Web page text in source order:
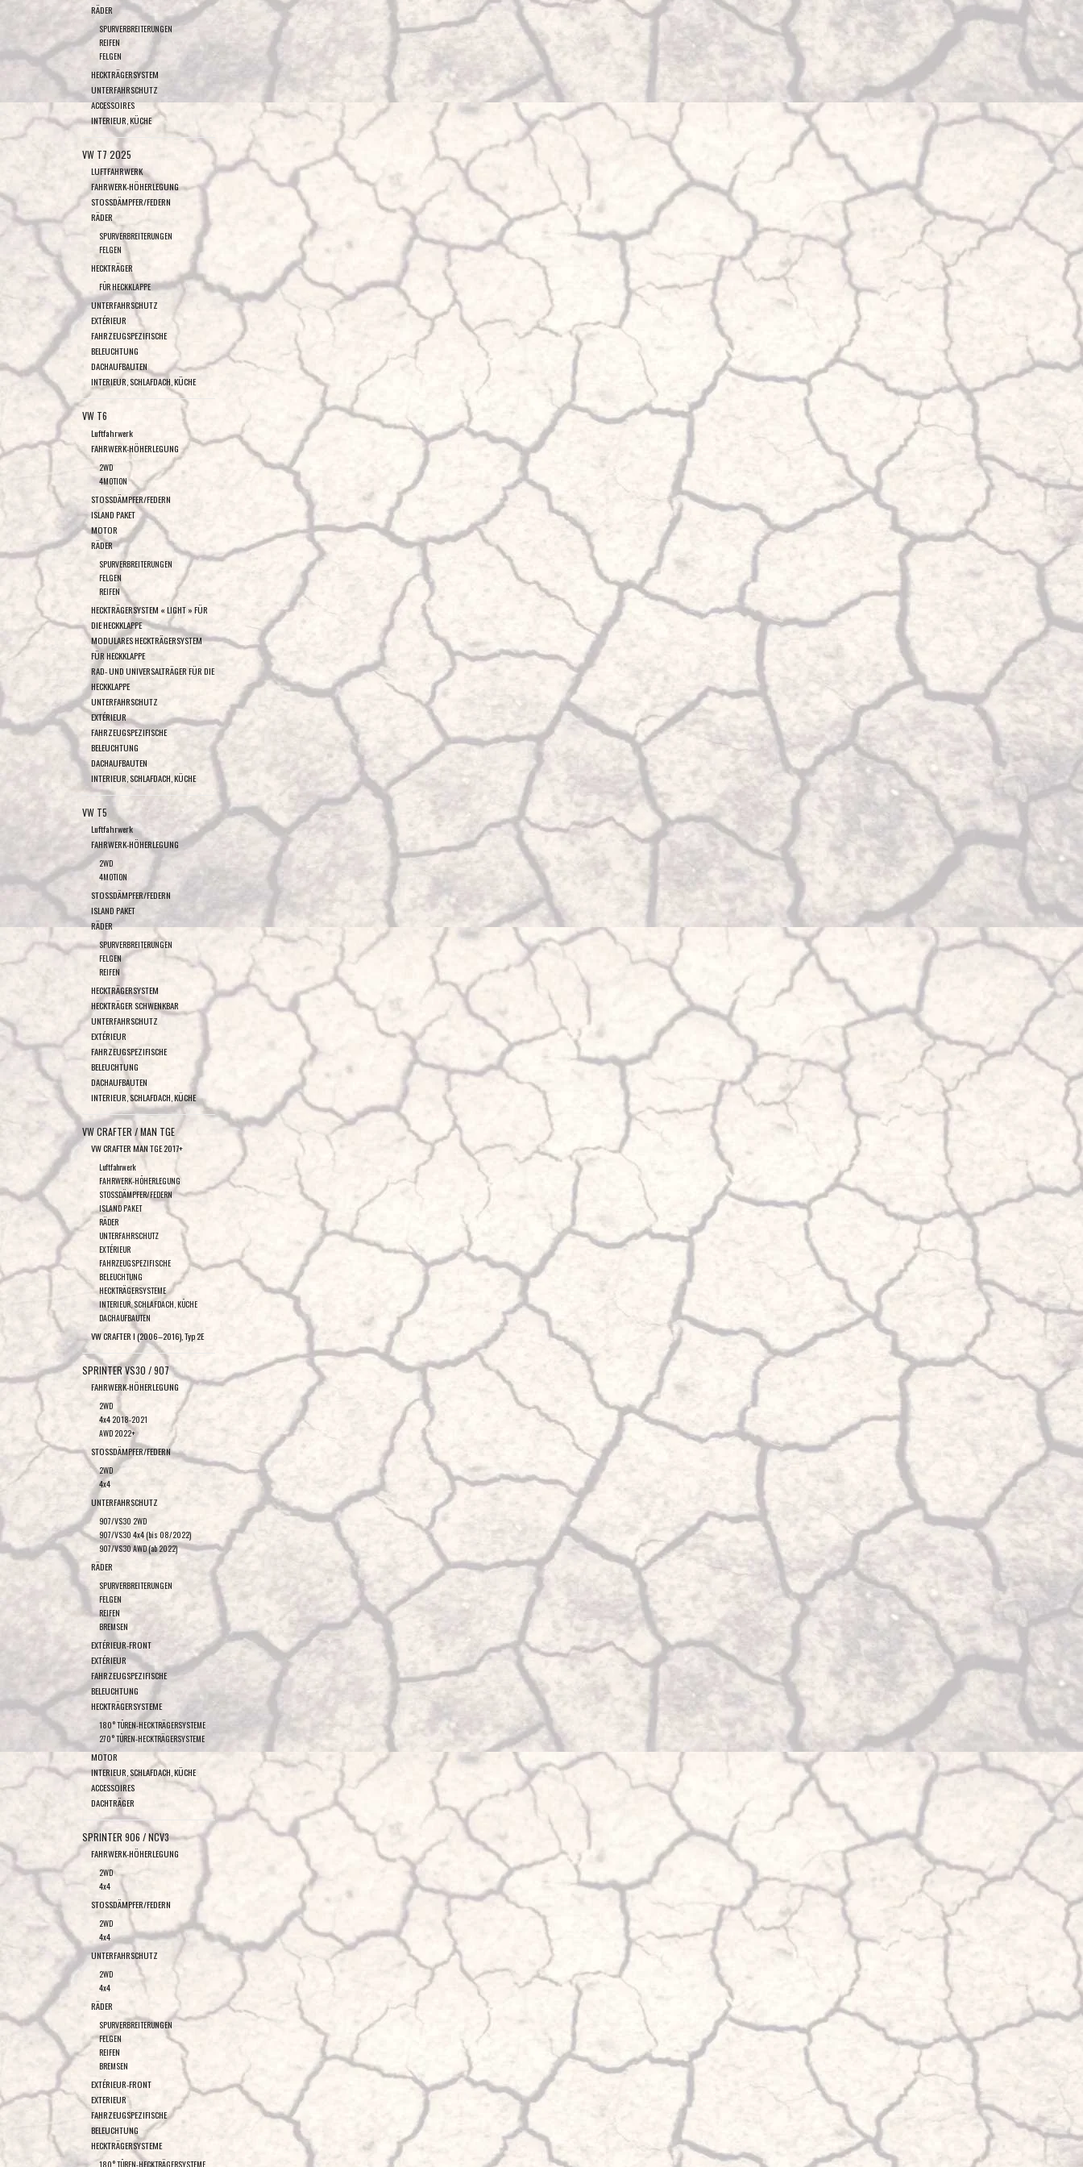
RÄDER
SPURVERBREITERUNGEN
REIFEN
FELGEN
HECKTRÄGERSYSTEM
UNTERFAHRSCHUTZ
ACCESSOIRES
INTERIEUR, KÜCHE
VW T7 2025
LUFTFAHRWERK
FAHRWERK-HÖHERLEGUNG
STOSSDÄMPFER/FEDERN
RÄDER
SPURVERBREITERUNGEN
FELGEN
HECKTRÄGER
FÜR HECKKLAPPE
UNTERFAHRSCHUTZ
EXTÉRIEUR
FAHRZEUGSPEZIFISCHE
BELEUCHTUNG
DACHAUFBAUTEN
INTERIEUR, SCHLAFDACH, KÜCHE
VW T6
Luftfahrwerk
FAHRWERK-HÖHERLEGUNG
2WD
4MOTION
STOSSDÄMPFER/FEDERN
ISLAND PAKET
MOTOR
RÄDER
SPURVERBREITERUNGEN
FELGEN
REIFEN
HECKTRÄGERSYSTEM « LIGHT » FÜR
DIE HECKKLAPPE
MODULARES HECKTRÄGERSYSTEM
FÜR HECKKLAPPE
RAD- UND UNIVERSALTRÄGER FÜR DIE
HECKKLAPPE
UNTERFAHRSCHUTZ
EXTÉRIEUR
FAHRZEUGSPEZIFISCHE
BELEUCHTUNG
DACHAUFBAUTEN
INTERIEUR, SCHLAFDACH, KÜCHE
VW T5
Luftfahrwerk
FAHRWERK-HÖHERLEGUNG
2WD
4MOTION
STOSSDÄMPFER/FEDERN
ISLAND PAKET
RÄDER
SPURVERBREITERUNGEN
FELGEN
REIFEN
HECKTRÄGERSYSTEM
HECKTRÄGER SCHWENKBAR
UNTERFAHRSCHUTZ
EXTÉRIEUR
FAHRZEUGSPEZIFISCHE
BELEUCHTUNG
DACHAUFBAUTEN
INTERIEUR, SCHLAFDACH, KÜCHE
VW CRAFTER / MAN TGE
VW CRAFTER MAN TGE 2017+
Luftfahrwerk
FAHRWERK-HÖHERLEGUNG
STOSSDÄMPFER/FEDERN
ISLAND PAKET
RÄDER
UNTERFAHRSCHUTZ
EXTÉRIEUR
FAHRZEUGSPEZIFISCHE
BELEUCHTUNG
HECKTRÄGERSYSTEME
INTERIEUR, SCHLAFDACH, KÜCHE
DACHAUFBAUTEN
VW CRAFTER I (2006–2016), Typ 2E
SPRINTER VS30 / 907
FAHRWERK-HÖHERLEGUNG
2WD
4x4 2018-2021
AWD 2022+
STOSSDÄMPFER/FEDERN
2WD
4x4
UNTERFAHRSCHUTZ
907/VS30 2WD
907/VS30 4x4 (bis 08/2022)
907/VS30 AWD (ab 2022)
RÄDER
SPURVERBREITERUNGEN
FELGEN
REIFEN
BREMSEN
EXTÉRIEUR-FRONT
EXTÉRIEUR
FAHRZEUGSPEZIFISCHE
BELEUCHTUNG
HECKTRÄGERSYSTEME
180° TÜREN-HECKTRÄGERSYSTEME
270° TÜREN-HECKTRÄGERSYSTEME
MOTOR
INTERIEUR, SCHLAFDACH, KÜCHE
ACCESSOIRES
DACHTRÄGER
SPRINTER 906 / NCV3
FAHRWERK-HÖHERLEGUNG
2WD
4x4
STOSSDÄMPFER/FEDERN
2WD
4x4
UNTERFAHRSCHUTZ
2WD
4x4
RÄDER
SPURVERBREITERUNGEN
FELGEN
REIFEN
BREMSEN
EXTÉRIEUR-FRONT
EXTERIEUR
FAHRZEUGSPEZIFISCHE
BELEUCHTUNG
HECKTRÄGERSYSTEME
180° TÜREN-HECKTRÄGERSYSTEME